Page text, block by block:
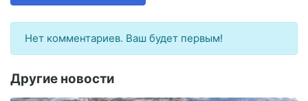
Нет комментариев. Ваш будет первым!
Другие новости